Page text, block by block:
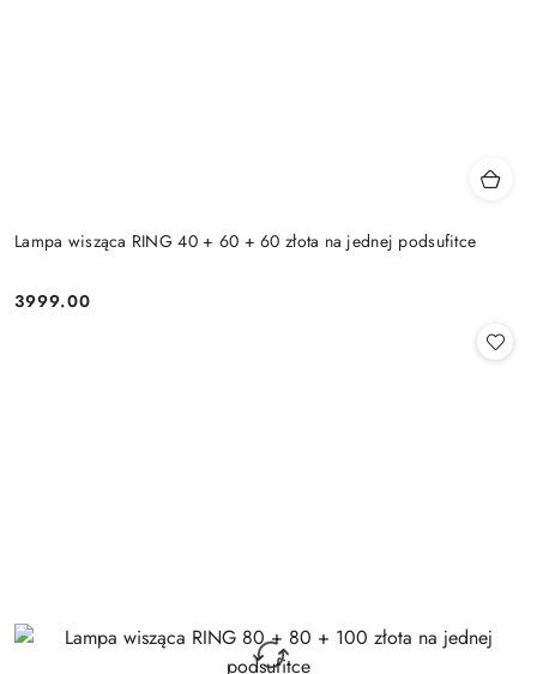
Lampa wisząca RING 40 + 60 + 60 złota na jednej podsufitce
Cena:
3999.00